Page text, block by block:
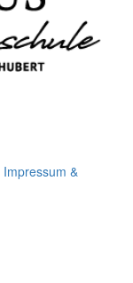
Impressum &